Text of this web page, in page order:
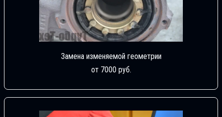
Замена изменяемой геометрии
от 7000 руб.